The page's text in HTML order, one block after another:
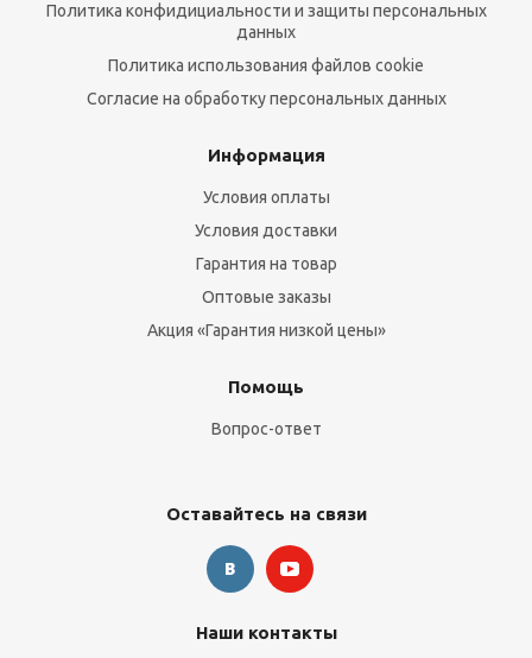
Политика конфидициальности и защиты персональных
данных
Политика использования файлов cookie
Согласие на обработку персональных данных
Информация
Условия оплаты
Условия доставки
Гарантия на товар
Оптовые заказы
Акция «Гарантия низкой цены»
Помощь
Вопрос-ответ
Оставайтесь на связи
Наши контакты